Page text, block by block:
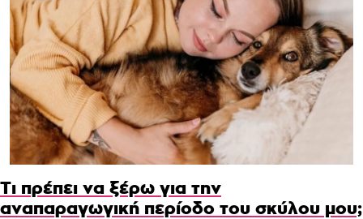
Τι πρέπει να ξέρω για την
αναπαραγωγική περίοδο του σκύλου μου;